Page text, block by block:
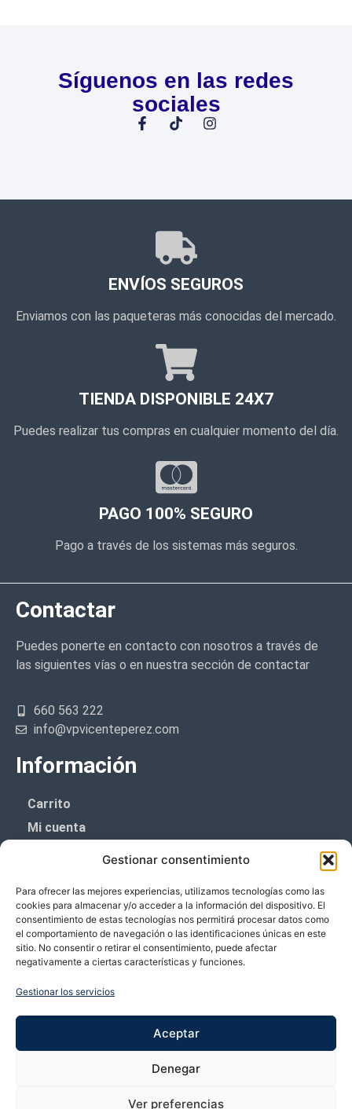
Gestionar consentimiento
Para ofrecer las mejores experiencias, utilizamos tecnologías como las
cookies para almacenar y/o acceder a la información del dispositivo. El
consentimiento de estas tecnologías nos permitirá procesar datos como
el comportamiento de navegación o las identificaciones únicas en este
sitio. No consentir o retirar el consentimiento, puede afectar
negativamente a ciertas características y funciones.
Gestionar los servicios
Aceptar
Denegar
Ver preferencias
Síguenos en las redes
sociales
ENVÍOS SEGUROS
Enviamos con las paqueteras más conocidas del mercado.
TIENDA DISPONIBLE 24X7
Puedes realizar tus compras en cualquier momento del día.
PAGO 100% SEGURO
Pago a través de los sistemas más seguros.
Contactar
Puedes ponerte en contacto con nosotros a través de
las siguientes vías o en nuestra sección de contactar
660 563 222
info@vpvicenteperez.com
Información
Carrito
Mi cuenta
Política de cookies (UE)
Boletín de noticias
¡¡Suscríbete y prometemos no dar mucho el
Te enviaremos sólo cosas importantes.